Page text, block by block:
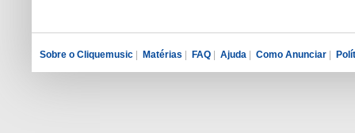
Sobre o Cliquemusic | Matérias | FAQ | Ajuda | Como Anunciar |